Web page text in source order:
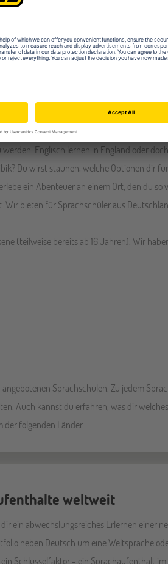
der auf dem tagesaktuellen Kurs
- Mehr als nur Vokabeln
Ein Sprachaufenthalt im Ausland
im Kontakt mit Muttersprachlern zu testen
Englisch lernen in England oder
Du wirst staunen, welche Optionen dir
ein Abenteuer an einem Ort, den du
bieten für Sprachschüler aus
(teilweise bereits ab 16 Jahren). Wir
Sprachschulen. Zu jedem
Auch kannst du erfahren, was dir
folgenden Länder.
weltweit
ein abwechslungsreiches Erlernen einer
neben Deutsch um eine Weltsprache
Schlüsselfaktor - ein Sprachaufenthalt